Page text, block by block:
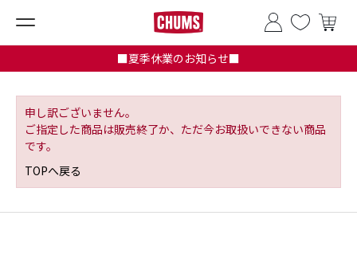
■夏季休業のお知らせ■
申し訳ございません。
ご指定した商品は販売終了か、ただ今お取扱いできない商品
です。
TOPへ戻る